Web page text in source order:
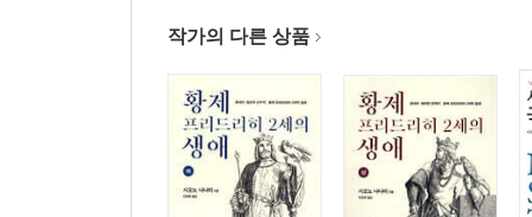
작가의 다른 상품